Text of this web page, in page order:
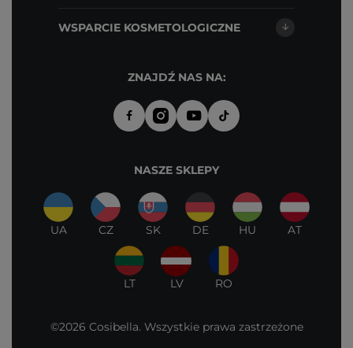
WSPARCIE KOSMETOLOGICZNE
ZNAJDŹ NAS NA:
NASZE SKLEPY
UA CZ SK DE HU AT
LT LV RO
©2026 Cosibella. Wszystkie prawa zastrzeżone